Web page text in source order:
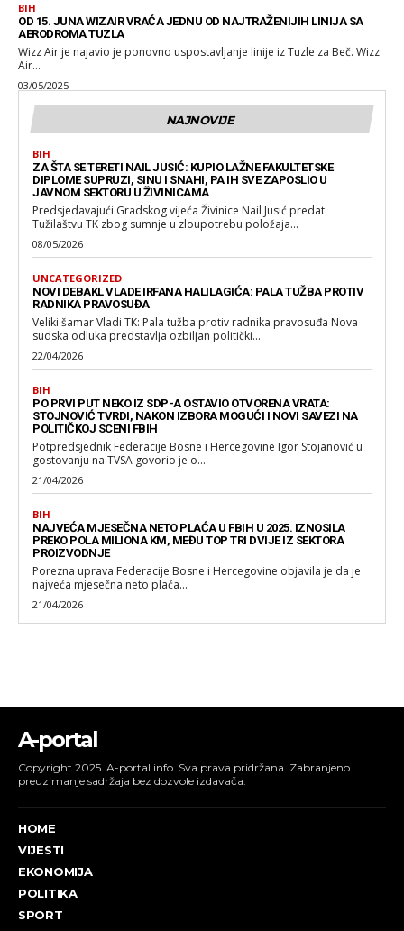
BIH
OD 15. JUNA WIZAIR VRAĆA JEDNU OD NAJTRAŽENIJIH LINIJA SA
AERODROMA TUZLA
Wizz Air je najavio je ponovno uspostavljanje linije iz Tuzle za Beč. Wizz
Air...
03/05/2025
NAJNOVIJE
BIH
ZA ŠTA SE TERETI NAIL JUSIĆ: KUPIO LAŽNE FAKULTETSKE
DIPLOME SUPRUZI, SINU I SNAHI, PA IH SVE ZAPOSLIO U
JAVNOM SEKTORU U ŽIVINICAMA
Predsjedavajući Gradskog vijeća Živinice Nail Jusić predat
Tužilaštvu TK zbog sumnje u zloupotrebu položaja...
08/05/2026
UNCATEGORIZED
NOVI DEBAKL VLADE IRFANA HALILAGIĆA: PALA TUŽBA PROTIV
RADNIKA PRAVOSUĐA
Veliki šamar Vladi TK: Pala tužba protiv radnika pravosuđa Nova
sudska odluka predstavlja ozbiljan politički...
22/04/2026
BIH
PO PRVI PUT NEKO IZ SDP-A OSTAVIO OTVORENA VRATA:
STOJNOVIĆ TVRDI, NAKON IZBORA MOGUĆI I NOVI SAVEZI NA
POLITIČKOJ SCENI FBIH
Potpredsjednik Federacije Bosne i Hercegovine Igor Stojanović u
gostovanju na TVSA govorio je o...
21/04/2026
BIH
NAJVEĆA MJESEČNA NETO PLAĆA U FBIH U 2025. IZNOSILA
PREKO POLA MILIONA KM, MEĐU TOP TRI DVIJE IZ SEKTORA
PROIZVODNJE
Porezna uprava Federacije Bosne i Hercegovine objavila je da je
najveća mjesečna neto plaća...
21/04/2026
A-portal
Copyright 2025. A-portal.info. Sva prava pridržana. Zabranjeno
preuzimanje sadržaja bez dozvole izdavača.
HOME
VIJESTI
EKONOMIJA
POLITIKA
SPORT